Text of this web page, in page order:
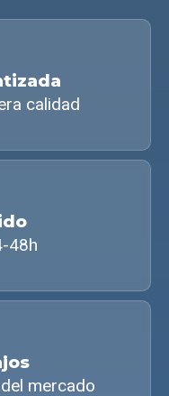
calidad
48h
mercado